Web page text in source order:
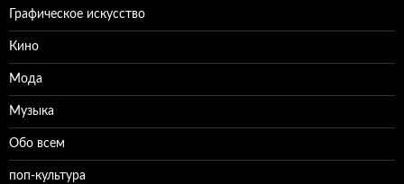
Графическое искусство
Кино
Мода
Музыка
Обо всем
поп-культура